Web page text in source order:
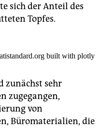
sich der Anteil des
Topfes.
built with plotly
zunächst sehr
zugegangen,
von
Büromaterialien, die